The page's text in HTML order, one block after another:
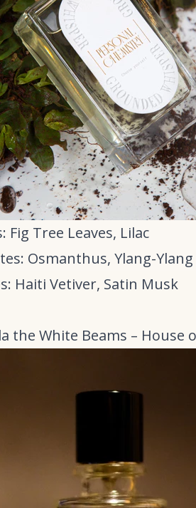
Fig Tree Leaves, Lilac
Osmanthus, Ylang-Ylang
Haiti Vetiver, Satin Musk
the White Beams – House